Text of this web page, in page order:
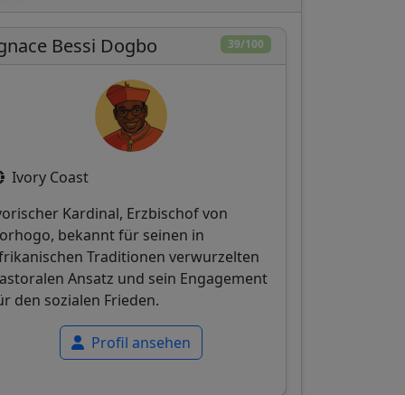
39/100
Bessi Dogbo
Ivory Coast
Kardinal, Erzbischof von
bekannt für seinen in
Traditionen verwurzelten
Ansatz und sein Engagement
den sozialen Frieden.
Profil ansehen